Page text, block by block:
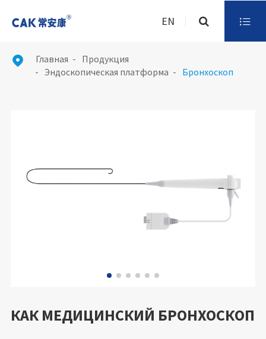
EN 
 Главная
Продукция
Эндоскопическая платформа
Бронхоскоп
КАК МЕДИЦИНСКИЙ БРОНХОСКОП